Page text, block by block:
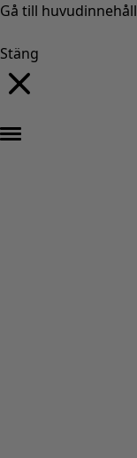
Gå till huvudinnehåll
Stäng